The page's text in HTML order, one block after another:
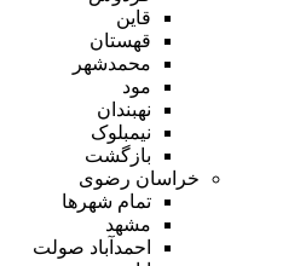
قاین
قهستان
محمدشهر
مود
نهبندان
نیمبلوک
بازگشت
خراسان رضوی
تمام شهر‌ها
مشهد
احمدآباد صولت